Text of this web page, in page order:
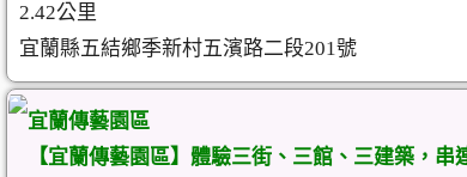
2.42公里
宜蘭縣五結鄉季新村五濱路二段201號
宜蘭傳藝園區
【宜蘭傳藝園區】體驗三街、三館、三建築，